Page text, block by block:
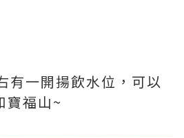
有一開揚飲水位，可以
寶福山~